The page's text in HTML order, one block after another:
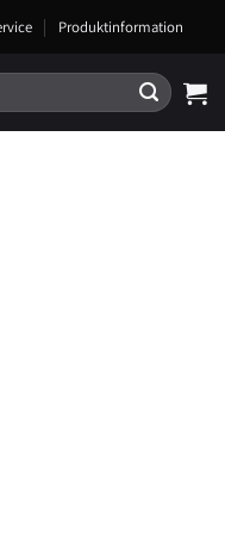
Produktinformation